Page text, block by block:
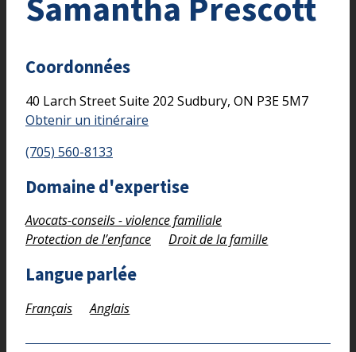
Coordonnées
40 Larch Street Suite 202 Sudbury, ON P3E 5M7
Obtenir un itinéraire
(705) 560-8133
Domaine d'expertise
Avocats-conseils - violence familiale
Protection de l’enfance
Droit de la famille
Langue parlée
Français Anglais